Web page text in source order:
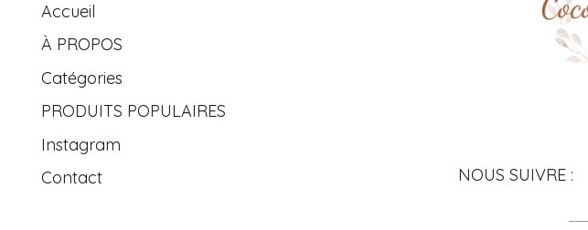
Accueil
À PROPOS
Catégories
PRODUITS POPULAIRES
Instagram
Contact
NOUS SUIVRE :